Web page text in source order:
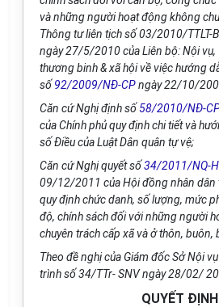
và những người hoạt động không
Thông tư liên tịch số 03/2010/TTLT-
ngày 27/5/2010 của Liên bộ: Nội vụ,
thương binh & xã hội về việc hướng
số 92/2009/NĐ-CPngày 22/10/
Căn cứ Nghị định số58/2010/NĐ-
của Chính phủ quy định chi tiết và
số Điều của Luật Dân quân tự vệ;
Căn cứ Nghị quyết số34/2011/NQ-
09/12/2011 của Hội đồng nhân dân
quy định chức danh, số lượng, mức
độ, chính sách đối với những người
chuyên trách cấp xã và ở thôn, buôn,
Theo đề nghị của Giám đốc Sở Nội
trình số 34/TTr- SNV ngày 28/02/
QUYẾT